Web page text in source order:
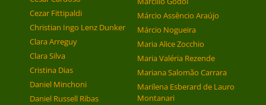
Cezar Fittipaldi
Christian Ingo Lenz Dunker
Clara Arreguy
Clara Silva
Cristina Dias
Daniel Minchoni
Daniel Russell Ribas
Márcio Assêncio Araújo
Márcio Nogueira
Maria Alice Zocchio
Maria Valéria Rezende
Mariana Salomão Carrara
Marilena Esberard de Lauro
Montanari